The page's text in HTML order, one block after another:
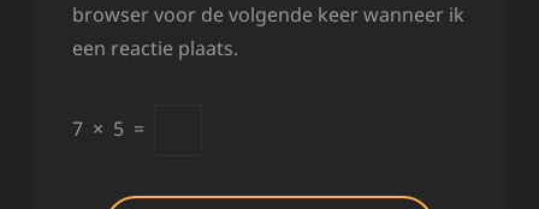
browser voor de volgende keer wanneer ik
een reactie plaats.
7 × 5 =